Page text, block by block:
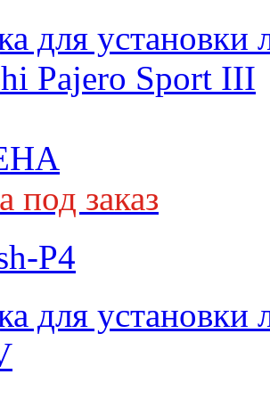
для установки
Pajero Sport III
под заказ
P4
для установки